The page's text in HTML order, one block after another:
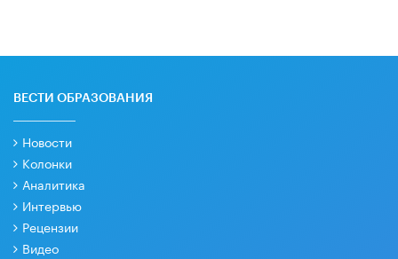
ВЕСТИ ОБРАЗОВАНИЯ
Новости
Колонки
Аналитика
Интервью
Рецензии
Видео